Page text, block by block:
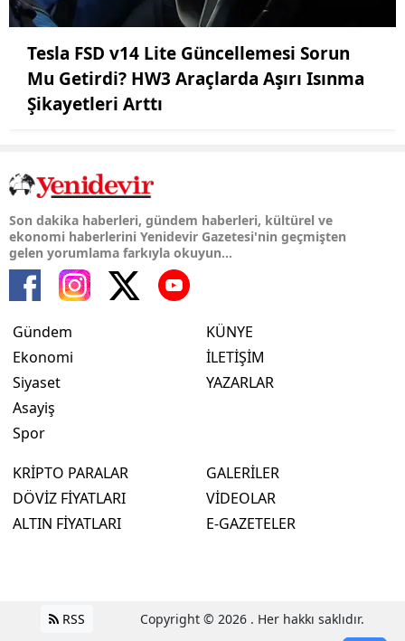
Tesla FSD v14 Lite Güncellemesi Sorun
Mu Getirdi? HW3 Araçlarda Aşırı Isınma
Şikayetleri Arttı
Son dakika haberleri, gündem haberleri, kültürel ve
ekonomi haberlerini Yenidevir Gazetesi'nin geçmişten
gelen yorumlama farkıyla okuyun...
Gündem
Ekonomi
Siyaset
Asayiş
Spor
KÜNYE
İLETİŞİM
YAZARLAR
KRİPTO PARALAR
DÖVİZ FİYATLARI
ALTIN FİYATLARI
GALERİLER
VİDEOLAR
E-GAZETELER
RSS Copyright © 2026 . Her hakkı saklıdır.